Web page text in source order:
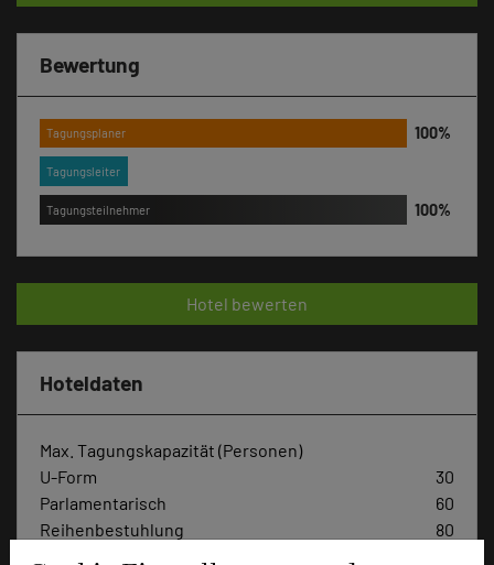
Bewertung
Tagungsplaner
Tagungsleiter
Tagungsteilnehmer
Hotel bewerten
Hoteldaten
Max. Tagungskapazität (Personen)
U-Form
30
Parlamentarisch
60
Reihenbestuhlung
80